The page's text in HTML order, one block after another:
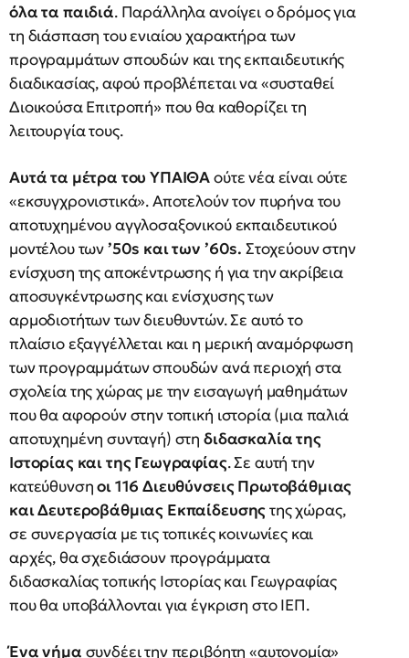
όλα τα παιδιά. Παράλληλα ανοίγει ο δρόμος για
τη διάσπαση του ενιαίου χαρακτήρα των
προγραμμάτων σπουδών και της εκπαιδευτικής
διαδικασίας, αφού προβλέπεται να «συσταθεί
Διοικούσα Επιτροπή» που θα καθορίζει τη
λειτουργία τους.
Αυτά τα μέτρα του ΥΠΑΙΘΑούτε νέα είναι ούτε
«εκσυγχρονιστικά». Αποτελούν τον πυρήνα του
αποτυχημένου αγγλοσαξονικού εκπαιδευτικού
μοντέλου των’50s και των ’60s. Στοχεύουν στην
ενίσχυση της αποκέντρωσης ή για την ακρίβεια
αποσυγκέντρωσης και ενίσχυσης των
αρμοδιοτήτων των διευθυντών. Σε αυτό το
πλαίσιο εξαγγέλλεται και η μερική αναμόρφωση
των προγραμμάτων σπουδών ανά περιοχή στα
σχολεία της χώρας με την εισαγωγή μαθημάτων
που θα αφορούν στην τοπική ιστορία (μια παλιά
αποτυχημένη συνταγή) στη διδασκαλία της
Ιστορίας και της Γεωγραφίας. Σε αυτή την
κατεύθυνσηοι 116 Διευθύνσεις Πρωτοβάθμιας
και Δευτεροβάθμιας Εκπαίδευσηςτης χώρας,
σε συνεργασία με τις τοπικές κοινωνίες και
αρχές, θα σχεδιάσουν προγράμματα
διδασκαλίας τοπικής Ιστορίας και Γεωγραφίας
που θα υποβάλλονται για έγκριση στο ΙΕΠ.
Ένα νήμα συνδέει την περιβόητη «αυτονομία»